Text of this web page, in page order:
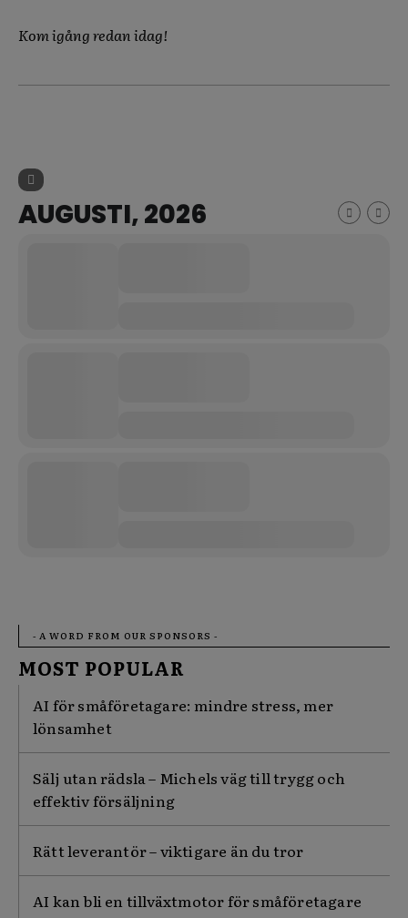
Kom igång redan idag!
AUGUSTI, 2026
- A WORD FROM OUR SPONSORS -
MOST POPULAR
AI för småföretagare: mindre stress, mer
lönsamhet
Sälj utan rädsla – Michels väg till trygg och
effektiv försäljning
Rätt leverantör – viktigare än du tror
AI kan bli en tillväxtmotor för småföretagare